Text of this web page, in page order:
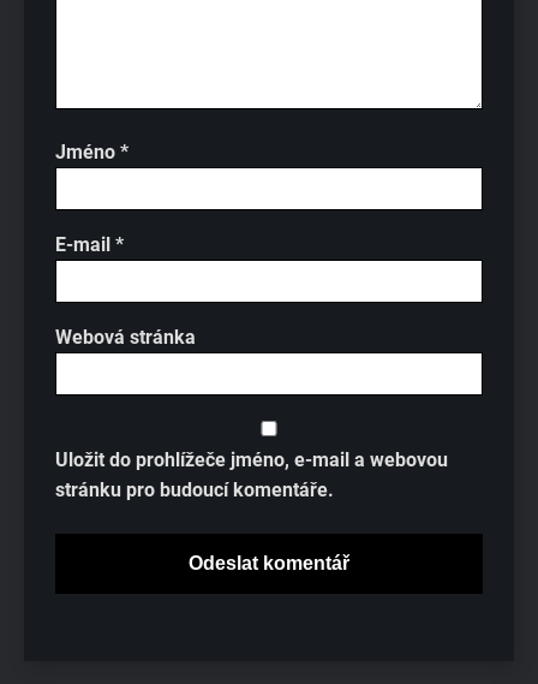
Jméno *
E-mail *
Webová stránka
Uložit do prohlížeče jméno, e-mail a webovou
stránku pro budoucí komentáře.